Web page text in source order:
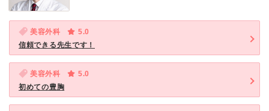
美容外科
5.0
信頼できる先生です！
美容外科
5.0
初めての豊胸